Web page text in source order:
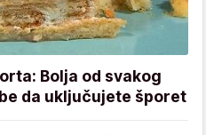
Bolja od svakog
da uključujete šporet